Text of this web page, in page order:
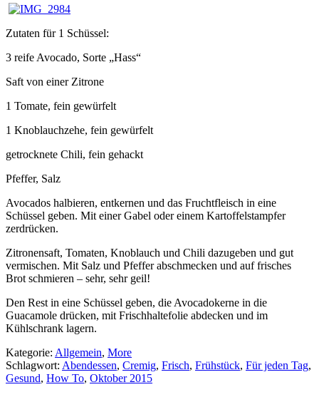
Zutaten für 1 Schüssel:
3 reife Avocado, Sorte „Hass“
Saft von einer Zitrone
1 Tomate, fein gewürfelt
1 Knoblauchzehe, fein gewürfelt
getrocknete Chili, fein gehackt
Pfeffer, Salz
Avocados halbieren, entkernen und das Fruchtfleisch in eine
Schüssel geben. Mit einer Gabel oder einem Kartoffelstampfer
zerdrücken.
Zitronensaft, Tomaten, Knoblauch und Chili dazugeben und gut
vermischen. Mit Salz und Pfeffer abschmecken und auf frisches
Brot schmieren – sehr, sehr geil!
Den Rest in eine Schüssel geben, die Avocadokerne in die
Guacamole drücken, mit Frischhaltefolie abdecken und im
Kühlschrank lagern.
Kategorie: Allgemein, More
Schlagwort: Abendessen, Cremig, Frisch, Frühstück, Für jeden Tag,
Gesund, How To, Oktober 2015